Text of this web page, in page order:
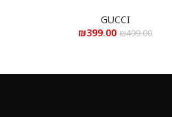
GUCCI
₪499.00
₪399.00